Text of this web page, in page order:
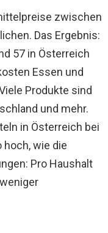
zwischen
Das Ergebnis:
57 in Österreich
Essen und
Produkte sind
und mehr.
in Österreich bei
wie die
Pro Haushalt